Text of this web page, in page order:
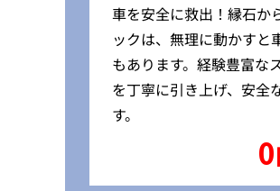
車を安全に救出！縁石か
ックは、無理に動かすと
もあります。経験豊富な
を丁寧に引き上げ、安全
す。
0